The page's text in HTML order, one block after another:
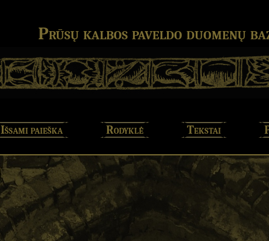
Prūsų kalbos paveldo duomenų
Išsami paieška Rodyklė Tekstai